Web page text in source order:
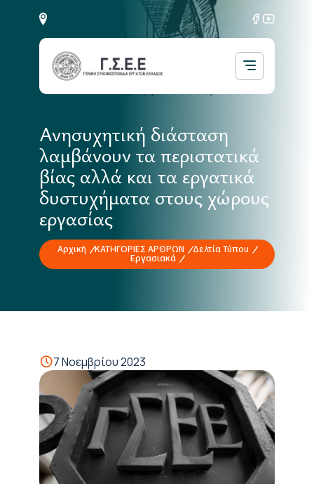
Ανησυχητική διάσταση
λαμβάνουν τα περιστατικά
βίας αλλά και τα εργατικά
δυστυχήματα στους χώρους
εργασίας
Αρχική ΚΑΤΗΓΟΡΙΕΣ ΑΡΘΡΩΝ
Δελτία Τύπου
Εργασιακά
7 Νοεμβρίου 2023